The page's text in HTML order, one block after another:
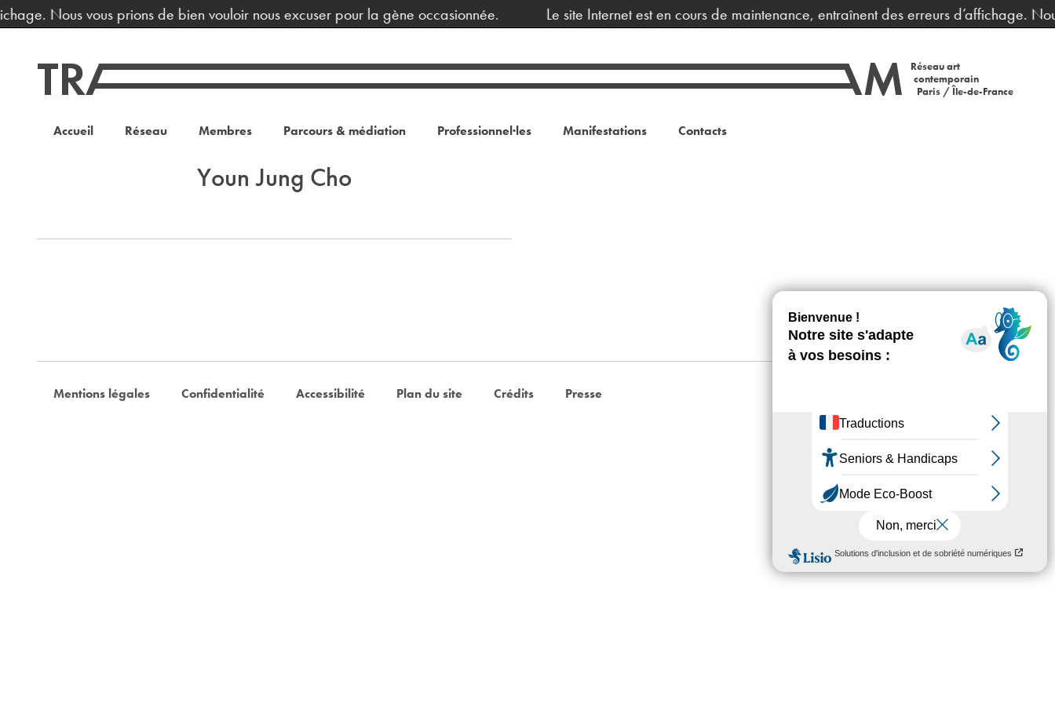
Nous vous prions de bien vouloir nous excuser pour la gène occasionnée. Le site Internet est en cours de maintenance, entraînent des erreurs d’affichage.
Réseau art
contemporain
Paris / Île-de-France
Accueil Réseau Membres Parcours & médiation Professionnel·les Manifestations Contacts
Youn Jung Cho
Mentions légales Confidentialité Accessibilité Plan du site Crédits Presse